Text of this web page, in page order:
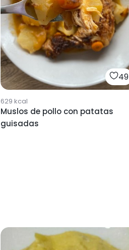
49
629 kcal
Muslos de pollo con patatas
guisadas